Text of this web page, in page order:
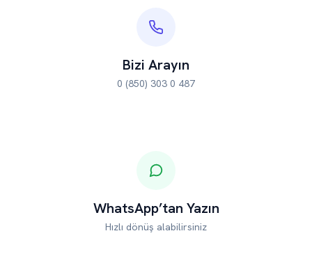
Bizi Arayın
0 (850) 303 0 487
WhatsApp’tan Yazın
Hızlı dönüş alabilirsiniz